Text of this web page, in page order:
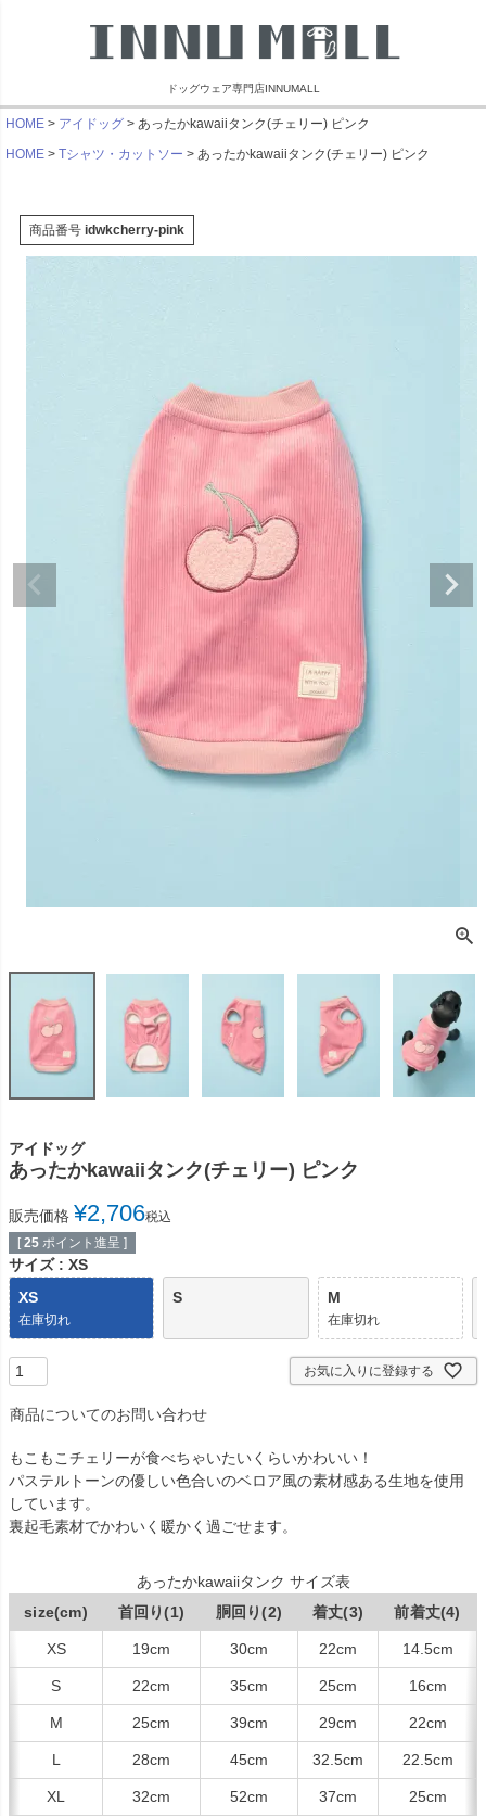
ドッグウェア専門店INNUMALL
HOME アイドッグ
あったかkawaiiタンク(チェリー) ピンク
HOME
Tシャツ・カットソー あったかkawaiiタンク(チェリー) ピンク
を見る
スーパーベー君 クー
ルプラスタンクトッ
¥3,025 税込
寝そべりアニマルト
レーナー ゼブラ
販売価格
〜
詳細を見る
〜
詳細を
商品番号 idwkcherry-pink
アイドッグ
あったかkawaiiタンク(チェリー) ピンク
販売価格 ¥2,706税込
[ 25 ポイント進呈 ]
サイズ
XS
XS
在庫切れ
S M
在庫切れ
お気に入りに登録する
商品についてのお問い合わせ
もこもこチェリーが食べちゃいたいくらいかわいい！
パステルトーンの優しい色合いのベロア風の素材感ある生地を使用
しています。
裏起毛素材でかわいく暖かく過ごせます。
あったかkawaiiタンク サイズ表
size(cm)
首回り(1) 胴回り(2) 着丈(3) 前着丈(4)
XS 19cm 30cm 22cm 14.5cm
S 22cm 35cm 25cm 16cm
M 25cm 39cm 29cm 22cm
L 28cm 45cm 32.5cm 22.5cm
XL 32cm 52cm 37cm 25cm